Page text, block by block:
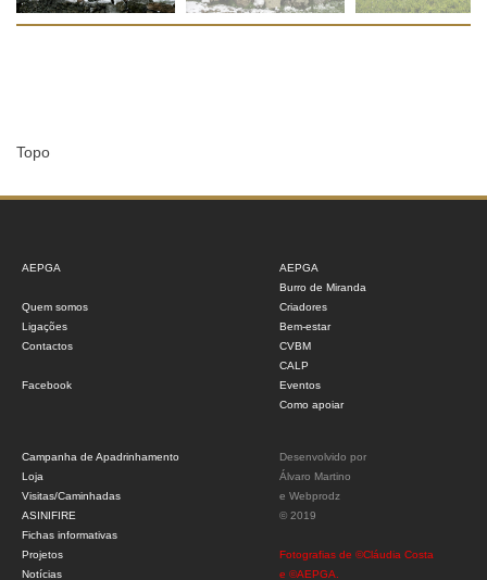
Topo
AEPGA
Quem somos
Ligações
Contactos
Facebook
AEPGA
Burro de Miranda
Criadores
Bem-estar
CVBM
CALP
Eventos
Como apoiar
Campanha de Apadrinhamento
Loja
Visitas/Caminhadas
ASINIFIRE
Fichas informativas
Projetos
Notícias
Desenvolvido por
Álvaro Martino
e Webprodz
© 2019
Fotografias de ©Cláudia Costa
e ©AEPGA.